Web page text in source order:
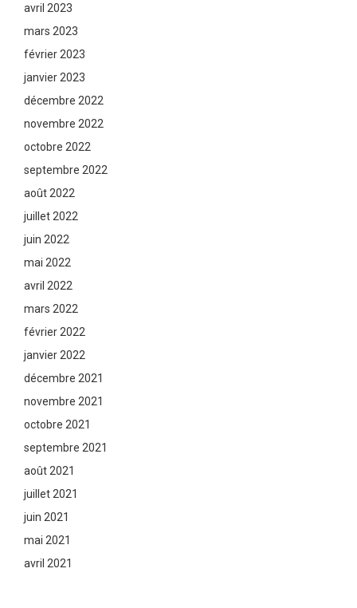
avril 2023
mars 2023
février 2023
janvier 2023
décembre 2022
novembre 2022
octobre 2022
septembre 2022
août 2022
juillet 2022
juin 2022
mai 2022
avril 2022
mars 2022
février 2022
janvier 2022
décembre 2021
novembre 2021
octobre 2021
septembre 2021
août 2021
juillet 2021
juin 2021
mai 2021
avril 2021